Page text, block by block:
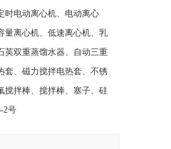
时电动离心机、电动离心
量离心机、低速离心机、乳
英双重蒸馏水器、自动三重
套、磁力搅拌电热套、不锈
搅拌棒、搅拌棒、塞子、硅
2号